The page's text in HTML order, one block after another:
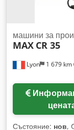
Lyon 1 679 km
машини за
MAX CR 35
Информация за
Състояние: нов,